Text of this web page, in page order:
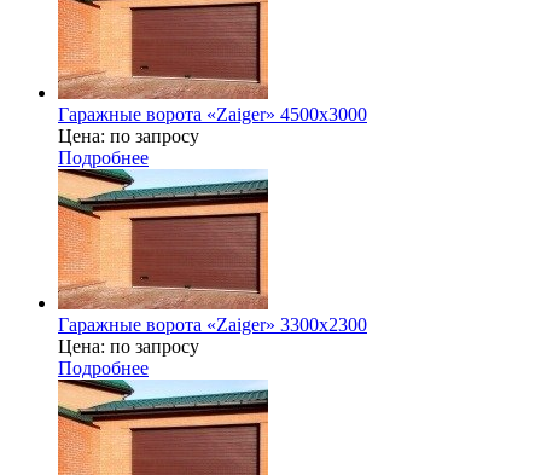
Гаражные ворота «Zaiger» 4500x3000
Цена: по запросу
Подробнее
Гаражные ворота «Zaiger» 3300х2300
Цена: по запросу
Подробнее